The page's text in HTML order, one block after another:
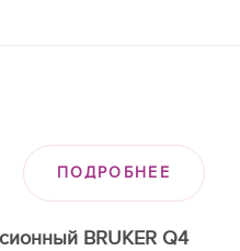
ПОДРОБНЕЕ
BRUKER Q4